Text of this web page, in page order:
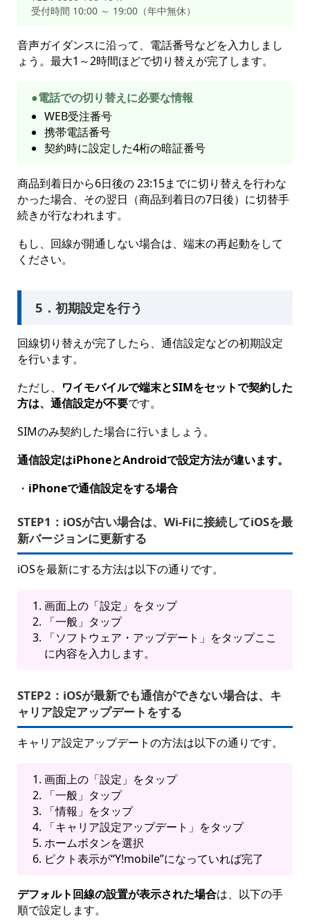
受付時間 10:00 ～ 19:00（年中無休）
音声ガイダンスに沿って、電話番号などを入力しまし
ょう。最大1～2時間ほどで切り替えが完了します。
●電話での切り替えに必要な情報
WEB受注番号
携帯電話番号
契約時に設定した4桁の暗証番号
商品到着日から6日後の 23:15までに切り替えを行わな
かった場合、その翌日（商品到着日の7日後）に切替手
続きが行なわれます。
もし、回線が開通しない場合は、端末の再起動をして
ください。
5．初期設定を行う
回線切り替えが完了したら、通信設定などの初期設定
を行います。
ただし、 ワイモバイルで端末とSIMをセットで契約した
方は、通信設定が不要です。
SIMのみ契約した場合に行いましょう。
通信設定はiPhoneとAndroidで設定方法が違います。
・ iPhoneで通信設定をする場合
STEP1： iOSが古い場合は、Wi-Fiに接続してiOSを最
新バージョンに更新する
iOSを最新にする方法は以下の通りです。
画面上の「設定」をタップ
「一般」タップ
「ソフトウェア・アップデート」をタップここ
に内容を入力します。
STEP2： iOSが最新でも通信ができない場合は、キ
ャリア設定アップデートをする
キャリア設定アップデートの方法は以下の通りです。
画面上の「設定」をタップ
「一般」タップ
「情報」をタップ
「キャリア設定アップデート」をタップ
ホームボタンを選択
ピクト表示が“Y!mobile”になっていれば完了
デフォルト回線の設置が表示された場合は、以下の手
順で設定します。